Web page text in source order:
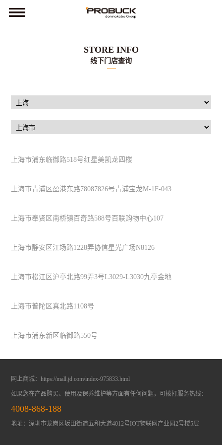
STORE INFO
线下门店查询
上海市浦东临御路518号红星美凯龙四楼
上海市青浦区盈港东路78087826号青浦宝龙M-1F-043
上海市奉贤区南桥镇百奇路588号百联购物中心107
上海市静安区江场路1228弄协信星光广场N8126
上海市松江区沪亭北路99弄3号L3029-L3030九亭金地
上海市普陀区真北路1108号
上海市浦东新区临御路550号
网上商城：https://mall.jd.com/index-975833.html
如果您在产品购买、使用及保养维护等方面有任何问题，可拨打服务热线：
4008-868-188
地址：深圳市龙岗区坂田街道五和大道4012号IOT物联网产业园2号楼5层